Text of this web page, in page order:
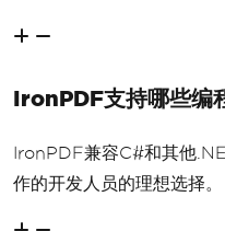
IronPDF支持哪些编
IronPDF兼容C#和其他
作的开发人员的理想选择。